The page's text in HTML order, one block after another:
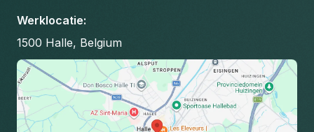
Werklocatie:
1500 Halle, Belgium